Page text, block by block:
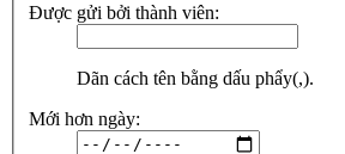
Được gửi bởi thành viên:
Dãn cách tên bằng dấu phẩy(,).
Mới hơn ngày: